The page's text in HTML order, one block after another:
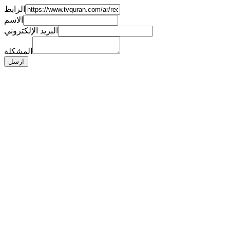
الرابط
الاسم
البريد الإلكتروني
المشكلة
ارسل